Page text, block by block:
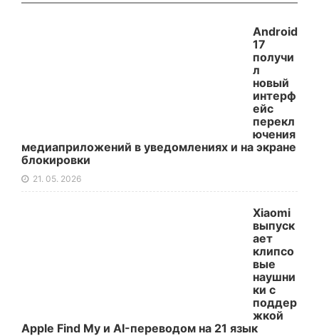
Android
17
получи
л
новый
интерф
ейс
перекл
ючения
медиаприложений в уведомлениях и на экране
блокировки
21. 05. 2026
Xiaomi
выпуск
ает
клипсо
вые
наушни
ки с
поддер
жкой
Apple Find My и AI-переводом на 21 язык